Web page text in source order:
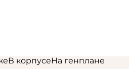
В корпусеНа генплане